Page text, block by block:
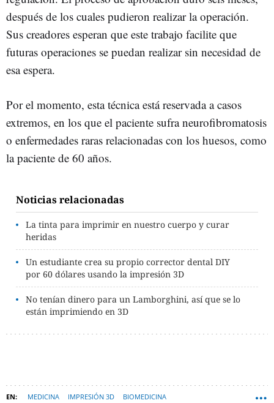
después de los cuales pudieron realizar la operación.
Sus creadores esperan que este trabajo facilite que
futuras operaciones se puedan realizar sin necesidad de
esa espera.
Por el momento, esta técnica está reservada a casos
extremos, en los que el paciente sufra neurofibromatosis
o enfermedades raras relacionadas con los huesos, como
la paciente de 60 años.
Noticias relacionadas
La tinta para imprimir en nuestro cuerpo y curar
heridas
Un estudiante crea su propio corrector dental DIY
por 60 dólares usando la impresión 3D
No tenían dinero para un Lamborghini, así que se lo
están imprimiendo en 3D
MEDICINA IMPRESIÓN 3D BIOMEDICINA